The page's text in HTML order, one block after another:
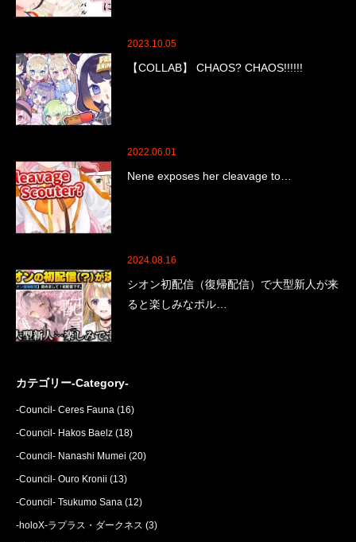
2023.10.05
【COLLAB】 CHAOS? CHAOS!!!!!!
2022.06.01
Nene exposes her cleavage to…
2024.08.16
シオン初配信（復帰配信）で大型新人が来
ると楽しみなポル…
カテゴリー-Category-
-Council- Ceres Fauna (16)
-Council- Hakos Baelz (18)
-Council- Nanashi Mumei (20)
-Council- Ouro Kronii (13)
-Council- Tsukumo Sana (12)
-holoX-ラプラス・ダークネス (3)